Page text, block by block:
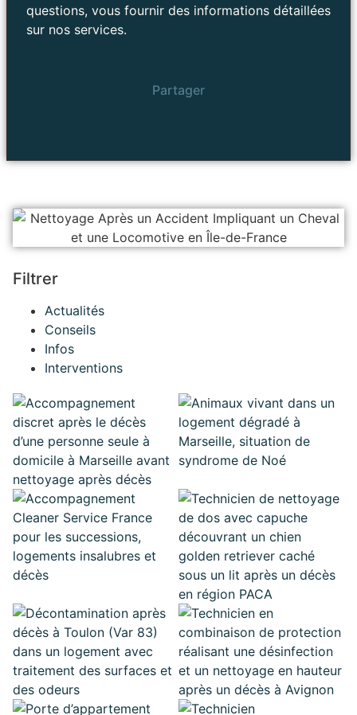
questions, vous fournir des informations détaillées
sur nos services.
Partager
Filtrer
Actualités
Conseils
Infos
Interventions